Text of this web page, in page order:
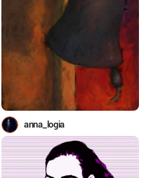
anna_logia